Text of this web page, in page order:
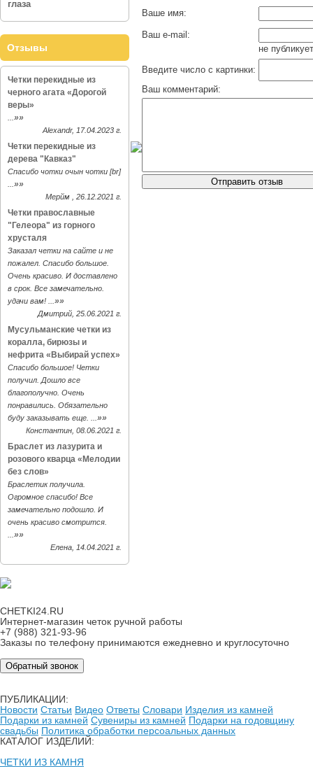
глаза
Отзывы
Четки перекидные из
черного агата «Дорогой
веры»
»»
Alexandr, 17.04.2023 г.
Четки перекидные из
дерева "Кавказ"
Спасибо чотки очын чотки [br]
»»
Мерйм , 26.12.2021 г.
Четки православные
"Гелеора" из горного
хрусталя
Заказал четки на сайте и не
пожалел. Спасибо большое.
Очень красиво. И доставлено
в срок. Все замечательно.
удачи вам! ... »»
Дмитрий, 25.06.2021 г.
Мусульманские четки из
коралла, бирюзы и
нефрита «Выбирай успех»
Спасибо большое! Четки
получил. Дошло все
благополучно. Очень
понравились. Обязательно
буду заказывать еще. ... »»
Константин, 08.06.2021 г.
Браслет из лазурита и
розового кварца «Мелодии
без слов»
Браслетик получила.
Огромное спасибо! Все
замечательно подошло. И
очень красиво смотрится.
»»
Елена, 14.04.2021 г.
Ваше имя:
Ваш e-mail:
не
Введите число с картинки:
Ваш комментарий:
CHETKI24.RU
Интернет-магазин четок ручной работы
+7 (988) 321-93-96
Заказы по телефону принимаются ежедневно и круглосуточно
Обратный звонок
ПУБЛИКАЦИИ:
Новости Статьи Видео Ответы Словари Изделия из камней
Подарки из камней Сувениры из камней Подарки на годовщину
свадьбы Политика обработки персоальных данных
КАТАЛОГ ИЗДЕЛИЙ:
ЧЕТКИ ИЗ КАМНЯ